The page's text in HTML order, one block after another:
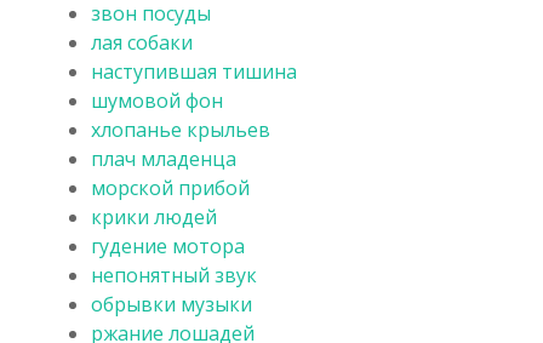
звон посуды
лая собаки
наступившая тишина
шумовой фон
хлопанье крыльев
плач младенца
морской прибой
крики людей
гудение мотора
непонятный звук
обрывки музыки
ржание лошадей